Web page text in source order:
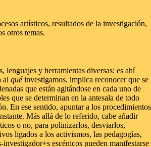
artísticos, resultados de la investigación,
otros temas.
lenguajes y herramientas diversas: es ahí
al quéinvestigamos, implica reconocer que se
que están agitándose en cada uno de
que se determinan en la antesala de todo
En ese sentido, apuntar a los procedimientos
Más allá de lo referido, cabe añadir
o no, para polinizarlos, desviarlos,
ligados a los activismos, las pedagogías,
escénicos pueden manifestarse